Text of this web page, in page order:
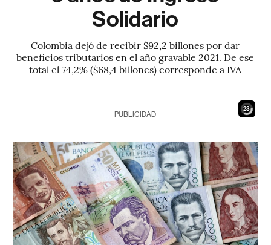
Solidario
Colombia dejó de recibir $92,2 billones por dar
beneficios tributarios en el año gravable 2021. De ese
total el 74,2% ($68,4 billones) corresponde a IVA
21
PUBLICIDAD